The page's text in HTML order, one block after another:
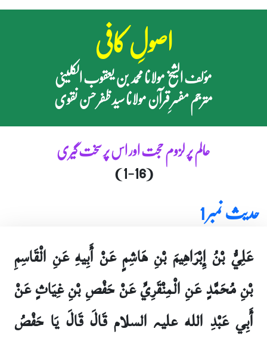
اصولِ کافی
مؤلف الشیخ مولانا محمد بن یعقوب الکلینی
مترجم مفسرِ قرآن مولانا سید ظفر حسن نقوی
عالم پر لزوم حجت اور اس پر سخت گیری
(1-16)
حدیث نمبر 1
عَلِيُّ بْنُ إِبْرَاهِيمَ بْنِ هَاشِمٍ عَنْ أَبِيهِ عَنِ الْقَاسِمِ
بْنِ مُحَمَّدٍ عَنِ الْمِنْقَرِيِّ عَنْ حَفْصِ بْنِ غِيَاثٍ عَنْ
أَبِي عَبْدِ الله علیہ السلام قَالَ قَالَ يَا حَفْصُ